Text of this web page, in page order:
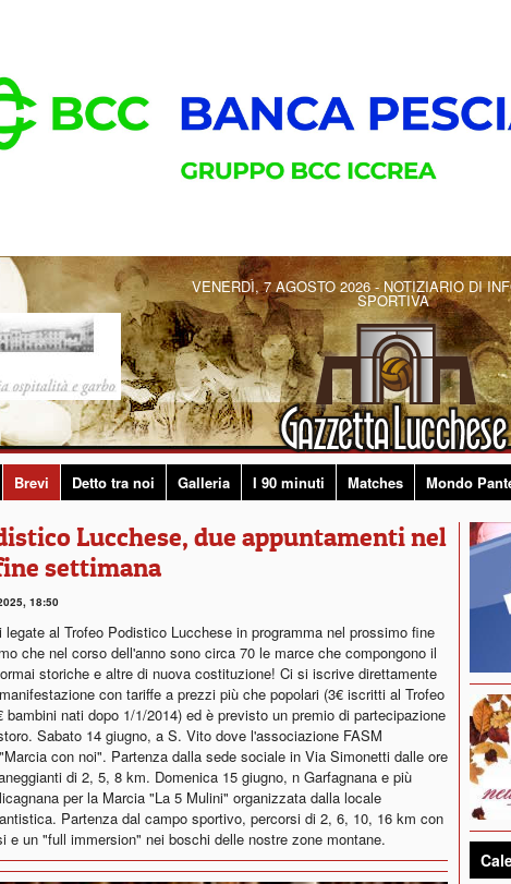
VENERDÌ, 7 AGOSTO 2026 - NOTIZIARIO DI
SPORTIVA
Brevi Detto tra noi Galleria I 90 minuti Matches Mondo
Lucchese, due appuntamenti nel
settimana
18:50
legate al Trofeo Podistico Lucchese in programma nel prossimo fine
che nel corso dell'anno sono circa 70 le marce che compongono il
storiche e altre di nuova costituzione! Ci si iscrive direttamente
con tariffe a prezzi più che popolari (3€ iscritti al Trofeo
nati dopo 1/1/2014) ed è previsto un premio di partecipazione
Sabato 14 giugno, a S. Vito dove l'associazione FASM
con noi". Partenza dalla sede sociale in Via Simonetti dalle ore
di 2, 5, 8 km. Domenica 15 giugno, n Garfagnana e più
per la Marcia "La 5 Mulini" organizzata dalla locale
Partenza dal campo sportivo, percorsi di 2, 6, 10, 16 km con
e un "full immersion" nei boschi delle nostre zone montane.